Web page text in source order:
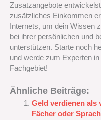
Zusatzangebote
zusätzliches Einkommen
Internets, um dein Wissen
bei ihrer persönlichen und
unterstützen. Starte noch
und werde zum Experten
Fachgebiet!
Ähnliche Beiträge:
Geld verdienen als
Fächer oder